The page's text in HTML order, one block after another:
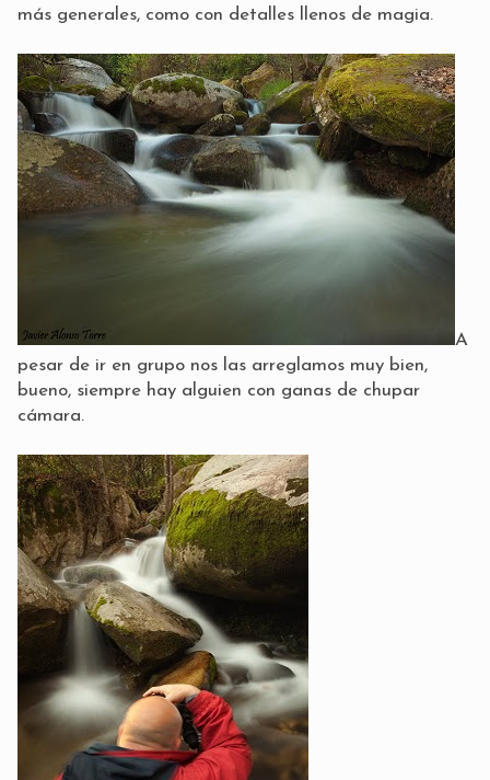
más generales, como con detalles llenos de magia.
A
pesar de ir en grupo nos las arreglamos muy bien,
bueno, siempre hay alguien con ganas de chupar
cámara.